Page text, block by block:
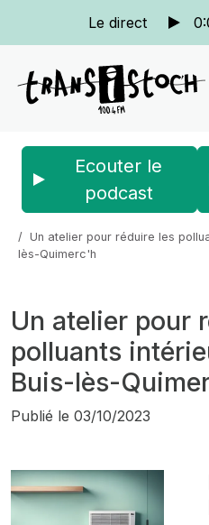
Le direct
Ecouter le
podcast
Un atelier pour réduire les
lès-Quimerc'h
Un atelier pour
polluants
Buis-lès-
Publié le 03/10/2023